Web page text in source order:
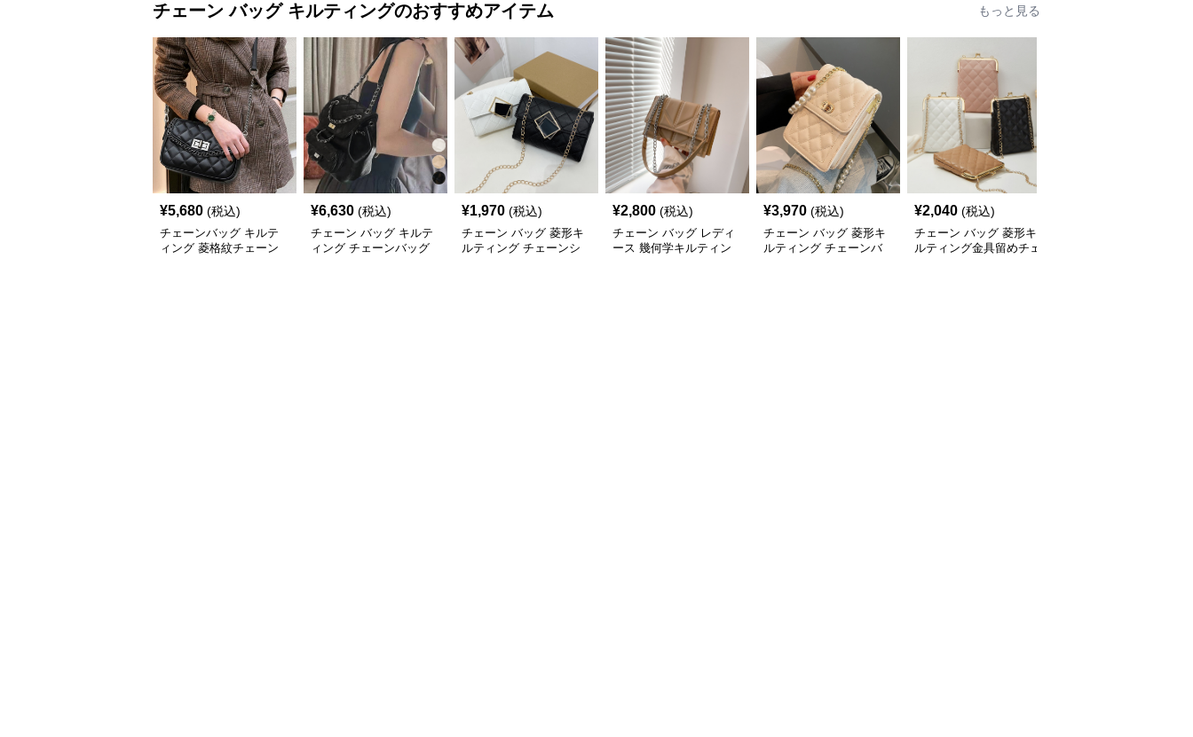
チェーン バッグ キルティングのおすすめアイテム もっと見る
¥5,680 (税込)
チェーンバッグ キルテ
ィング 菱格紋チェーン
¥6,630 (税込)
チェーン バッグ キルテ
ィング チェーンバッグ
¥1,970 (税込)
チェーン バッグ 菱形キ
ルティング チェーンシ
¥2,800 (税込)
チェーン バッグ レディ
ース 幾何学キルティン
¥3,970 (税込)
チェーン バッグ 菱形キ
ルティング チェーンバ
¥2,040 (税込)
チェーン バッグ 菱形キ
ルティング金具留めチェ